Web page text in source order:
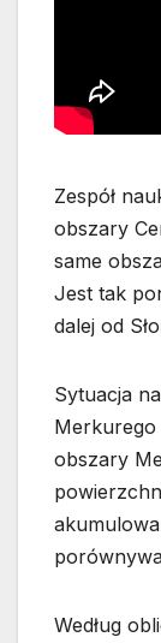
Zespół
obszary
same
Jest tak
dalej od
Sytuacja
Merkurego
obszary
Według